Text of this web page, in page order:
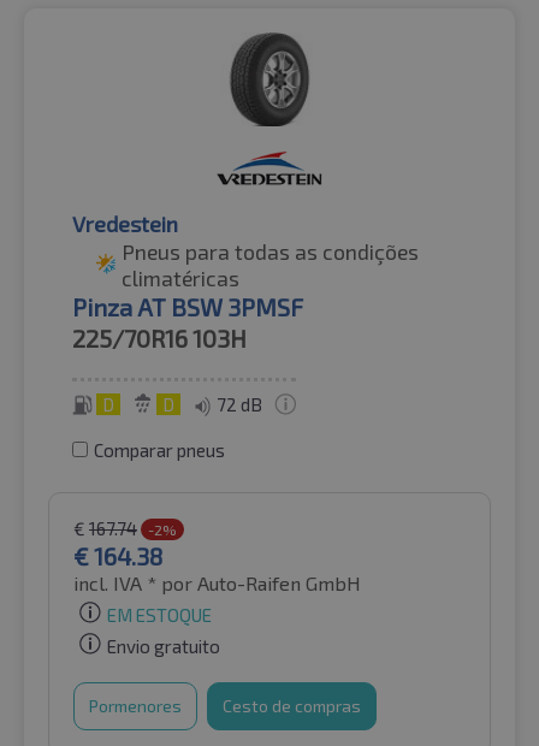
Vredestein
Pneus para todas as condições
climatéricas
Pinza AT BSW 3PMSF
225/70R16103H
D D 72 dB
Comparar pneus
€ 167.74 -2%
€164.38
incl. IVA * por Auto-Raifen GmbH
EM ESTOQUE
Envio gratuito
Pormenores Cesto de compras